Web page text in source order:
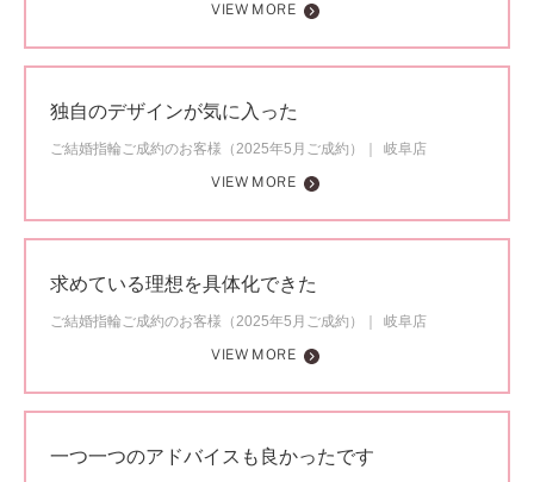
VIEW MORE
独自のデザインが気に入った
ご結婚指輪ご成約のお客様（2025年5月ご成約）
岐阜店
VIEW MORE
求めている理想を具体化できた
ご結婚指輪ご成約のお客様（2025年5月ご成約）
岐阜店
VIEW MORE
一つ一つのアドバイスも良かったです